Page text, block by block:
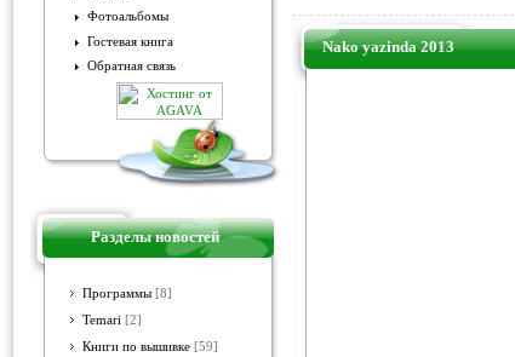
Фотоальбомы
Гостевая книга
Обратная связь
Разделы новостей
Программы [8]
Temari [2]
Книги по вышивке [59]
Nako yazinda 2013